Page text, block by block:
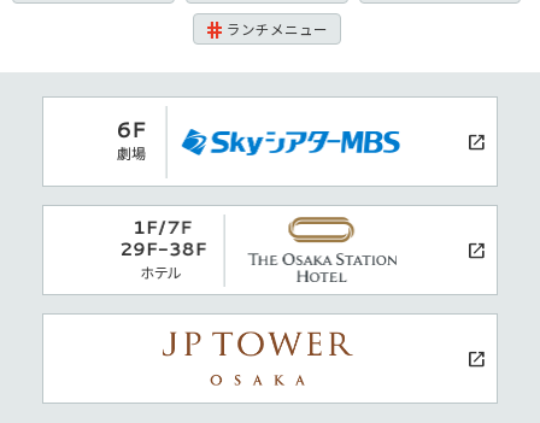
ランチメニュー